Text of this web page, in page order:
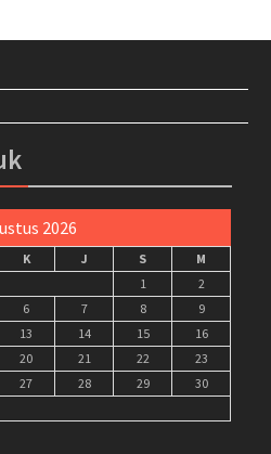
2026
K J S
M
1
2
6 7 8
9
13 14 15
16
20 21 22
23
27 28 29
30